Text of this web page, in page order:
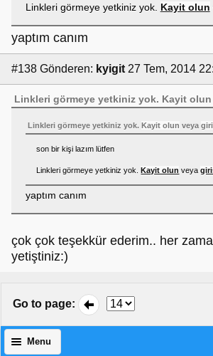
Linkleri görmeye yetkiniz yok. Kayit olun
yaptım canım
#138 Gönderen: kyigit 27 Tem, 2014
Linkleri görmeye yetkiniz yok. Kayit olun
Linkleri görmeye yetkiniz yok. Kayit olun veya
son bir kişi lazım lütfen
Linkleri görmeye yetkiniz yok.Kayit olun veya
yaptım canım
çok çok teşekkür ederim.. her
yetiştiniz:)
Go to page:
Menu